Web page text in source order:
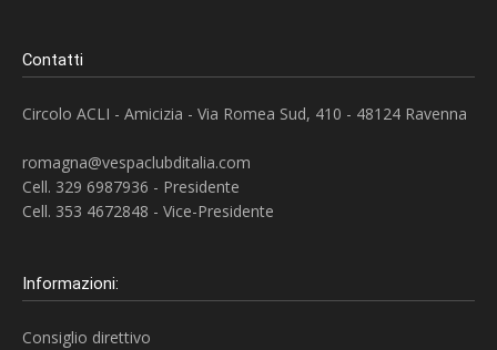
Contatti
Circolo ACLI - Amicizia - Via Romea Sud, 410 - 48124 Ravenna
romagna@vespaclubditalia.com
Cell. 329 6987936 - Presidente
Cell. 353 4672848 - Vice-Presidente
Informazioni:
Consiglio direttivo